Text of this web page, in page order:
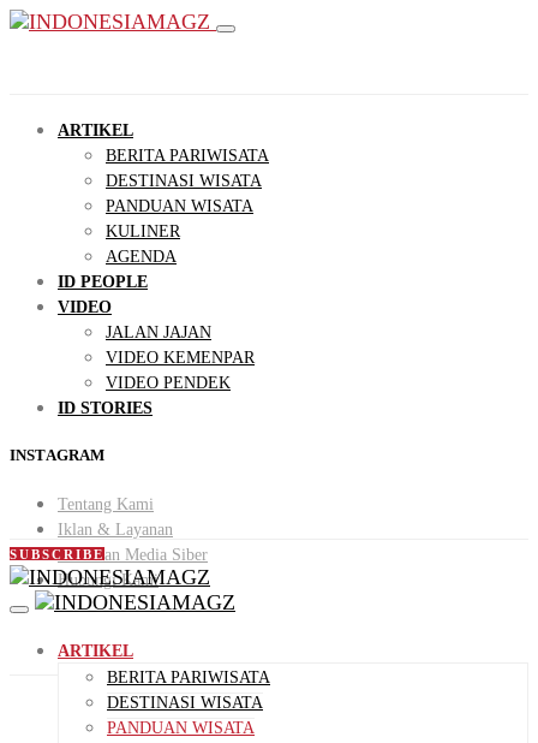
ARTIKEL
BERITA PARIWISATA
DESTINASI WISATA
PANDUAN WISATA
KULINER
AGENDA
ID PEOPLE
VIDEO
JALAN JAJAN
VIDEO KEMENPAR
VIDEO PENDEK
ID STORIES
INSTAGRAM
Tentang Kami
Iklan & Layanan
Pedoman Media Siber
Hubungi Kami
SUBSCRIBE
ARTIKEL
BERITA PARIWISATA
DESTINASI WISATA
PANDUAN WISATA